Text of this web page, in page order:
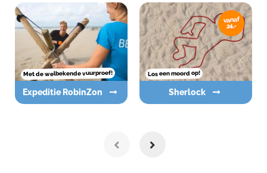
Met de welbekende vuurproef!
Expeditie RobinZon
vanaf
24,-
Los een moord op!
Sherlock